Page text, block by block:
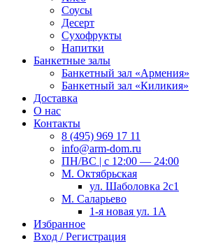
Соусы
Десерт
Сухофрукты
Напитки
Банкетные залы
Банкетный зал «Армения»
Банкетный зал «Киликия»
Доставка
О нас
Контакты
8 (495) 969 17 11
info@arm-dom.ru
ПН/ВС | c 12:00 — 24:00
М. Октябрьская
ул. Шаболовка 2с1
М. Саларьево
1-я новая ул. 1А
Избранное
Вход / Регистрация